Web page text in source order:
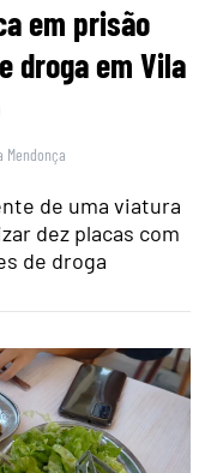
em prisão
droga em Vila
Mendonça
de uma viatura
dez placas com
de droga